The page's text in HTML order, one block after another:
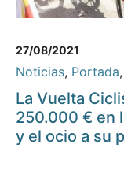
27/08/2021
Noticias, Portada,
La Vuelta
250.000 € en
y el ocio a su